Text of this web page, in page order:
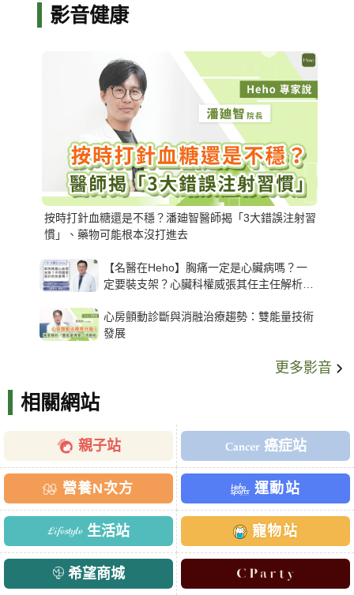
影音健康
按時打針血糖還是不穩？潘廸智醫師揭「3大錯誤注射習
慣」、藥物可能根本沒打進去
【名醫在Heho】胸痛一定是心臟病嗎？一
定要裝支架？心臟科權威張其任主任解析支
心房顫動診斷與消融治療趨勢：雙能量技術
發展
更多影音
相關網站
親子站 癌症站
營養N次方 運動站
生活站 寵物站
希望商城